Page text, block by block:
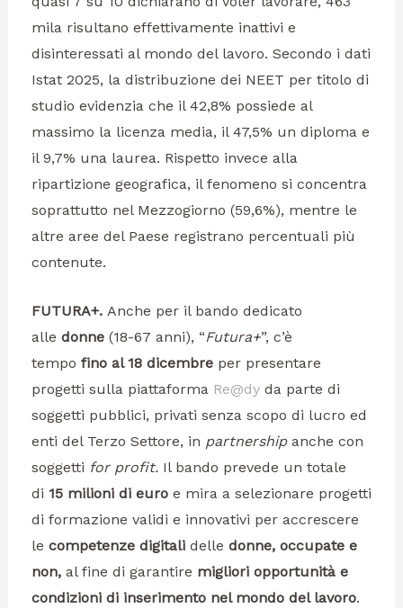
mila risultano effettivamente inattivi e
disinteressati al mondo del lavoro. Secondo i dati
Istat 2025, la distribuzione dei NEET per titolo di
studio evidenzia che il 42,8% possiede al
massimo la licenza media, il 47,5% un diploma e
il 9,7% una laurea. Rispetto invece alla
ripartizione geografica, il fenomeno si concentra
soprattutto nel Mezzogiorno (59,6%), mentre le
altre aree del Paese registrano percentuali più
contenute.
FUTURA+.Anche per il bando dedicato
alle donne(18-67 anni), “Futura+”, c’è
tempo fino al 18 dicembre per presentare
progetti sulla piattaforma Re@dyda parte di
soggetti pubblici, privati senza scopo di lucro ed
enti del Terzo Settore, in partnership anche con
soggetti for profit.Il bando prevede un totale
di 15 milioni di euro e mira a selezionare progetti
di formazione validi e innovativi per accrescere
le competenze digitali delle donne, occupate e
non, al fine di garantire migliori opportunità e
condizioni di inserimento nel mondo del lavoro.